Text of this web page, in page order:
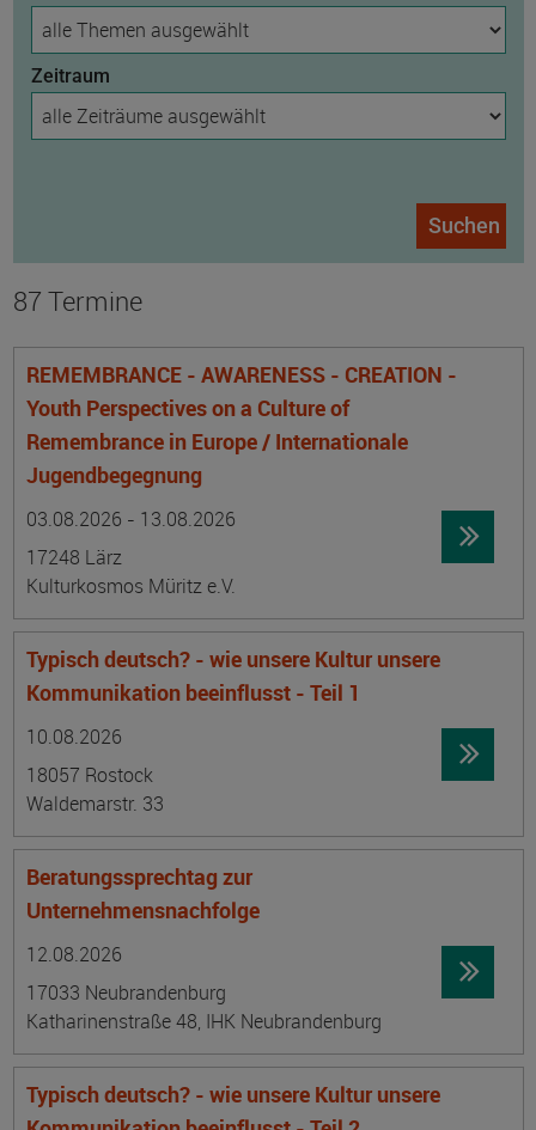
Zeitraum
Suchen
87 Termine
REMEMBRANCE - AWARENESS - CREATION -
Youth Perspectives on a Culture of
Remembrance in Europe / Internationale
Jugendbegegnung
03.08.2026 - 13.08.2026
17248 Lärz
Kulturkosmos Müritz e.V.
Typisch deutsch? - wie unsere Kultur unsere
Kommunikation beeinflusst - Teil 1
10.08.2026
18057 Rostock
Waldemarstr. 33
Beratungssprechtag zur
Unternehmensnachfolge
12.08.2026
17033 Neubrandenburg
Katharinenstraße 48, IHK Neubrandenburg
Typisch deutsch? - wie unsere Kultur unsere